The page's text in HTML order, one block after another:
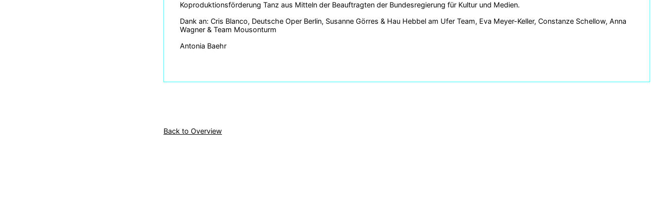
Koproduktionsförderung Tanz aus Mitteln der Beauftragten der Bundesregierung für Kultur und Medien.
Dank an: Cris Blanco, Deutsche Oper Berlin, Susanne Görres & Hau Hebbel am Ufer Team, Eva Meyer-Keller, Constanze Schellow, Anna
Wagner & Team Mousonturm
Antonia Baehr
Back to Overview